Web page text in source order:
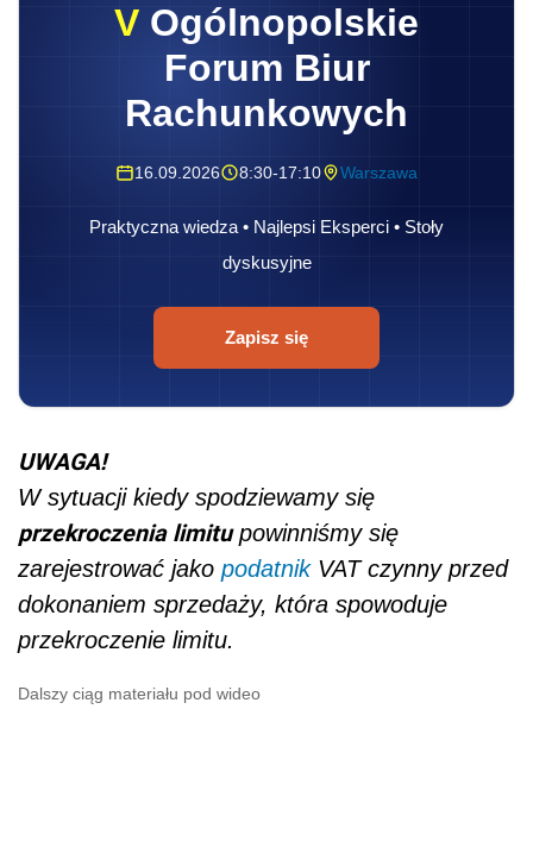
V Ogólnopolskie
Forum Biur
Rachunkowych
16.09.2026 8:30-17:10 Warszawa
Praktyczna wiedza • Najlepsi Eksperci • Stoły
dyskusyjne
Zapisz się
UWAGA!
W sytuacji kiedy spodziewamy się
przekroczenia limitupowinniśmy się
zarejestrować jako podatnikVAT czynny przed
dokonaniem sprzedaży, która spowoduje
przekroczenie limitu.
Dalszy ciąg materiału pod wideo